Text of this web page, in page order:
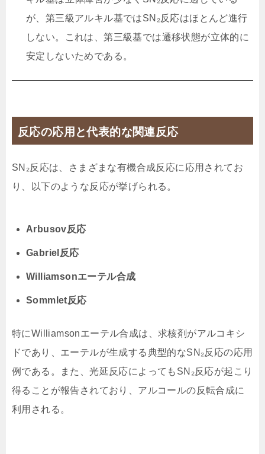
が、第三級アルキル基ではSN₂反応はほとんど進行
しない。これは、第三級基では遷移状態が立体的に
安定しないためである。
反応の応用と代表的な関連反応
SN₂反応は、さまざまな有機合成反応に応用されてお
り、以下のような反応が挙げられる。
Arbusov反応
Gabriel反応
Williamsonエーテル合成
Sommlet反応
特にWilliamsonエーテル合成は、求核剤がアルコキシ
ドであり、エーテルが生成する典型的なSN₂反応の応用
例である。また、光延反応によってもSN₂反応が起こり
得ることが報告されており、アルコールの反転合成に
利用される。